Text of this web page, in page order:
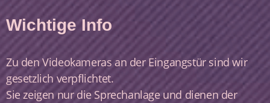
Wichtige Info
​Zu den Videokameras an der Eingangstür sind wir
gesetzlich verpflichtet.
​Sie zeigen nur die Sprechanlage und dienen der